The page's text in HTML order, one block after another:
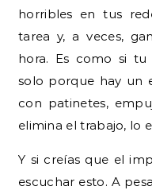
horribles en tus
tarea y, a veces,
hora. Es como si
solo porque hay un
con patinetes,
elimina el trabajo, lo
Y si creías que el
escuchar esto. A